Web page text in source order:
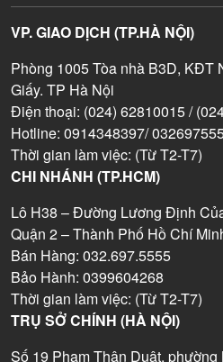
VP. GIAO DỊCH (TP.HÀ NỘI)
Phòng 1005 Tòa nhà B3D, KĐT
Giấy. TP Hà Nội
Điện thoại: (024) 62810015 /
Hotline: 0914348397/
Thời gian làm việc: (Từ T2-T7)
CHI NHÁNH (TP.HCM)
Lô H38 – Đường Lương Định
Quận 2 – Thành Phố Hồ Chí
Bán Hàng: 032.697.5555
Bảo Hành: 0399604268
Thời gian làm việc: (Từ T2-T7)
TRỤ SỞ CHÍNH (HÀ NỘI)
Số 19 Phạm Thận Duật,